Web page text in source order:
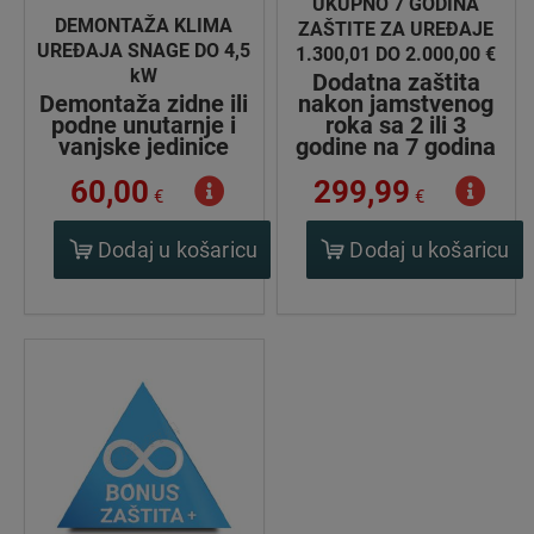
DEMONTAŽA KLIMA
UREĐAJA SNAGE DO 4,5
kW
Demontaža zidne ili
podne unutarnje i
vanjske jedinice
60,00 €
Dodaj u košaricu
ZAŠTITE ZA UREĐAJE
1.300,01 DO 2.000,00 €
Dodatna zaštita
nakon jamstvenog
roka sa 2 ili 3
godine na 7 godina
299,99 €
Dodaj u košaricu